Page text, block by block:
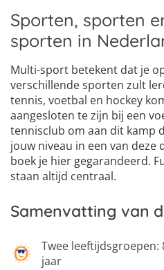
Sporten, sporten
sporten in
Multi-sport betekent dat je
verschillende sporten zult
tennis, voetbal en hockey
aangesloten te zijn bij een
tennisclub om aan dit kamp
jouw niveau in een van deze
boek je hier gegarandeerd.
staan altijd centraal.
Samenvatting van
Twee
jaar